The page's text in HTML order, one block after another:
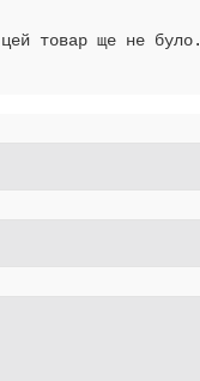
товар ще не було.